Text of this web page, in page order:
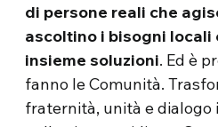
di persone reali che
ascoltino i bisogni locali
insieme soluzioni. Ed è
fanno le Comunità.
fraternità, unità e dialogo